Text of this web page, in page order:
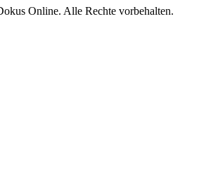
Online. Alle Rechte vorbehalten.